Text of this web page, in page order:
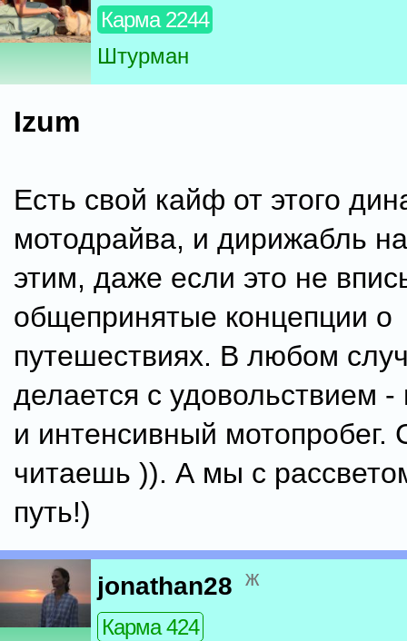
Карма 2244
Штурман
Izum
Есть свой кайф от этого
мотодрайва, и дирижабль
этим, даже если это не
общепринятые концепции о
путешествиях. В любом
делается с удовольствием -
и интенсивный мотопробег.
читаешь )). А мы с
путь!)
jonathan28 ж
Карма 424